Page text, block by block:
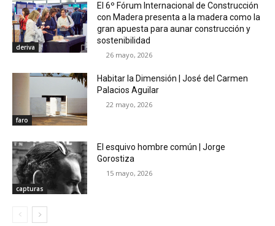
deriva
El 6º Fórum Internacional de Construcción
con Madera presenta a la madera como la
gran apuesta para aunar construcción y
sostenibilidad
26 mayo, 2026
faro
Habitar la Dimensión | José del Carmen
Palacios Aguilar
22 mayo, 2026
capturas
El esquivo hombre común | Jorge
Gorostiza
15 mayo, 2026